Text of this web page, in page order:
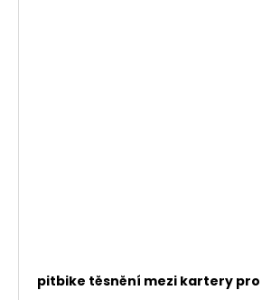
pitbike těsnění mezi kartery pro